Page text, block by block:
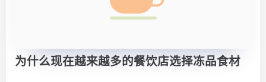
为什么现在越来越多的餐饮店选择冻品食材